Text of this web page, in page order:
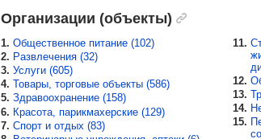
Организации (объекты)
1. Общественное питание (102)
2. Развлечения (32)
3. Услуги (605)
4. Товары, торговые объекты (586)
5. Здравоохранение (158)
6. Красота, парикмахерские (129)
7. Спорт и отдых (83)
11.
12.
13.
14.
15.